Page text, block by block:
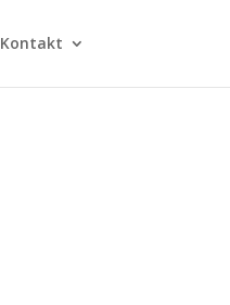
Kontakt